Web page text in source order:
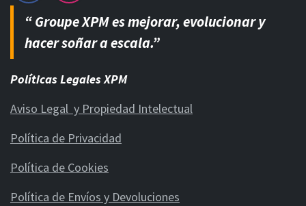
“ Groupe XPM es mejorar, evolucionar y
hacer soñar a escala.”
Políticas Legales XPM
Aviso Legal y Propiedad Intelectual
Política de Privacidad
Política de Cookies
Política de Envíos y Devoluciones